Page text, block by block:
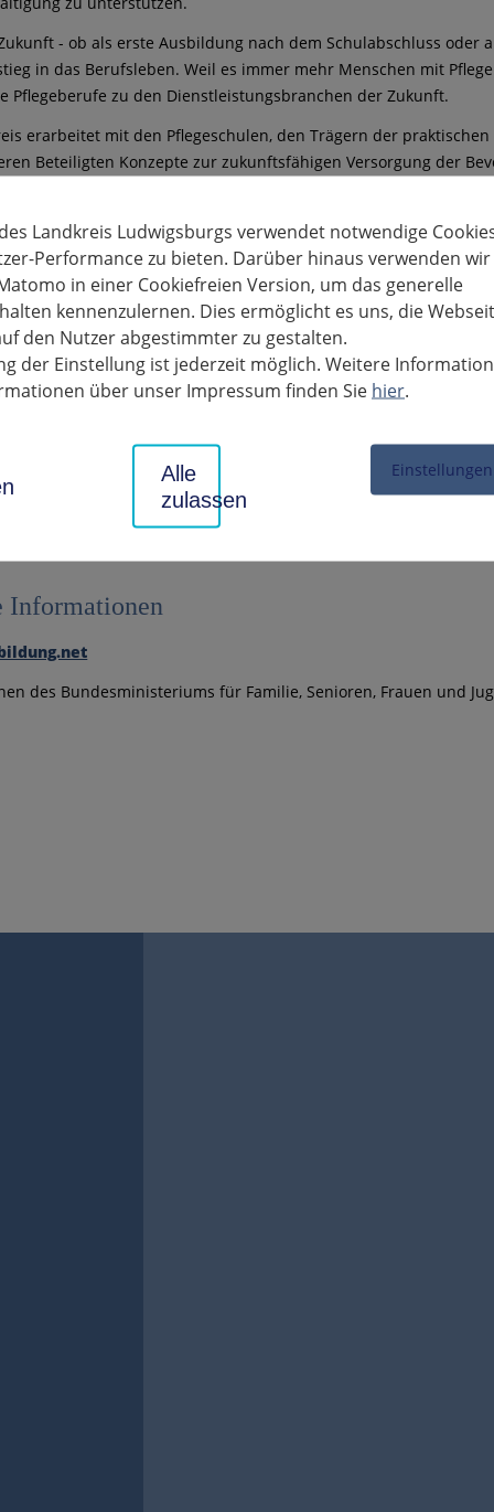
- ob als erste Ausbildung nach dem Schulabschluss oder
in das Berufsleben. Weil es immer mehr Menschen mit
Pflegeberufe zu den Dienstleistungsbranchen der Zukunft.
erarbeitet mit den Pflegeschulen, den Trägern der
Beteiligten Konzepte zur zukunftsfähigen Versorgung der
und Qualifizierungen
Bereich Pflege
bei Ausbildungen
Informationen
des Bundesministeriums für Familie, Senioren, Frauen und
Landkreis Ludwigsburgs verwendet notwendige
Performance zu bieten. Darüber hinaus verwenden wir
in einer Cookiefreien Version, um das generelle
kennenzulernen. Dies ermöglicht es uns, die
den Nutzer abgestimmter zu gestalten.
der Einstellung ist jederzeit möglich. Weitere
über unser Impressum finden Sie hier.
Alle
zulassen